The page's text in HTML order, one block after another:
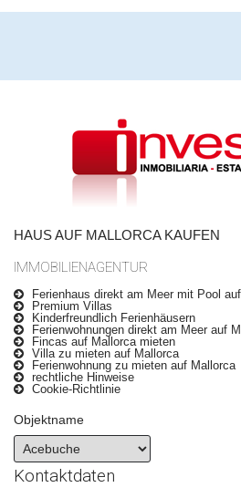
HAUS AUF MALLORCA KAUFEN
IMMOBILIENAGENTUR
Ferienhaus direkt am Meer mit Pool
Premium Villas
Kinderfreundlich Ferienhäusern
Ferienwohnungen direkt am Meer auf
Fincas auf Mallorca mieten
Villa zu mieten auf Mallorca
Ferienwohnung zu mieten auf Mallorca
rechtliche Hinweise
Cookie-Richtlinie
Objektname
Kontaktdaten